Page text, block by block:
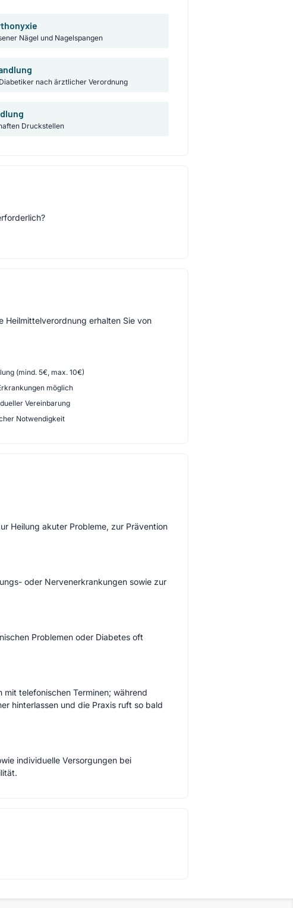
Nägel und Nagelspangen
nach ärztlicher Verordnung
Druckstellen
Heilmittelverordnung erhalten Sie von
(mind. 5€, max. 10€)
möglich
Vereinbarung
Notwendigkeit
Heilung akuter Probleme, zur Prävention
oder Nervenerkrankungen sowie zur
Problemen oder Diabetes oft
telefonischen Terminen; während
hinterlassen und die Praxis ruft so bald
individuelle Versorgungen bei